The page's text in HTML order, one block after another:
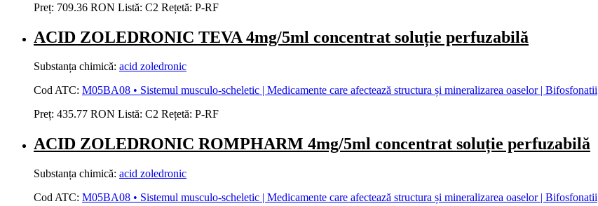
Preț: 709.36 RON Listă: C2 Rețetă: P-RF
ACID ZOLEDRONIC TEVA 4mg/5ml concentrat soluție perfuzabilă
Substanța chimică: acid zoledronic
Cod ATC: M05BA08 • Sistemul musculo-scheletic | Medicamente care afectează structura și mineralizarea oaselor | Bifosfonatii
Preț: 435.77 RON Listă: C2 Rețetă: P-RF
ACID ZOLEDRONIC ROMPHARM 4mg/5ml concentrat soluție perfuzabilă
Substanța chimică: acid zoledronic
Cod ATC: M05BA08 • Sistemul musculo-scheletic | Medicamente care afectează structura și mineralizarea oaselor | Bifosfonatii